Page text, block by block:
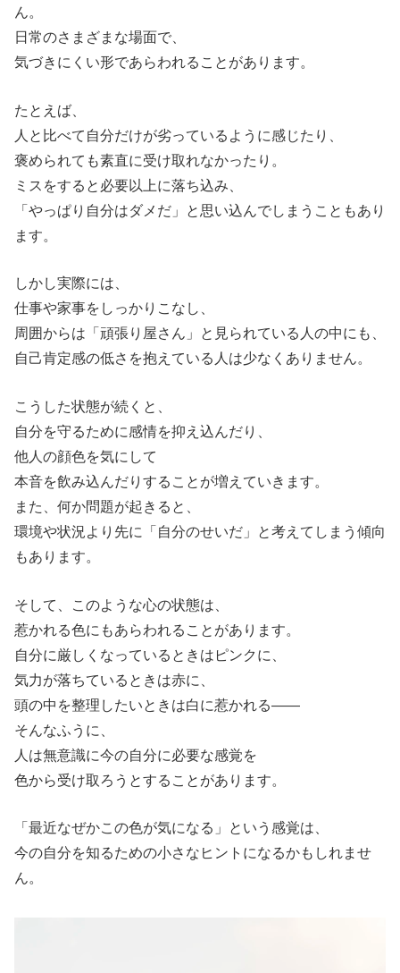
ん。
日常のさまざまな場面で、
気づきにくい形であらわれることがあります。
たとえば、
人と比べて自分だけが劣っているように感じたり、
褒められても素直に受け取れなかったり。
ミスをすると必要以上に落ち込み、
「やっぱり自分はダメだ」と思い込んでしまうこともあり
ます。
しかし実際には、
仕事や家事をしっかりこなし、
周囲からは「頑張り屋さん」と見られている人の中にも、
自己肯定感の低さを抱えている人は少なくありません。
こうした状態が続くと、
自分を守るために感情を抑え込んだり、
他人の顔色を気にして
本音を飲み込んだりすることが増えていきます。
また、何か問題が起きると、
環境や状況より先に「自分のせいだ」と考えてしまう傾向
もあります。
そして、このような心の状態は、
惹かれる色にもあらわれることがあります。
自分に厳しくなっているときはピンクに、
気力が落ちているときは赤に、
頭の中を整理したいときは白に惹かれる——
そんなふうに、
人は無意識に今の自分に必要な感覚を
色から受け取ろうとすることがあります。
「最近なぜかこの色が気になる」という感覚は、
今の自分を知るための小さなヒントになるかもしれませ
ん。